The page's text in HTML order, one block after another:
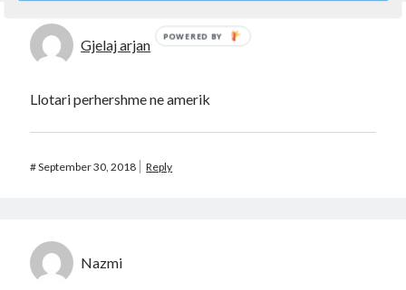
Gjelaj arjan
Llotari perhershme ne amerik
#September 30, 2018 Reply
Nazmi
POWERED BY